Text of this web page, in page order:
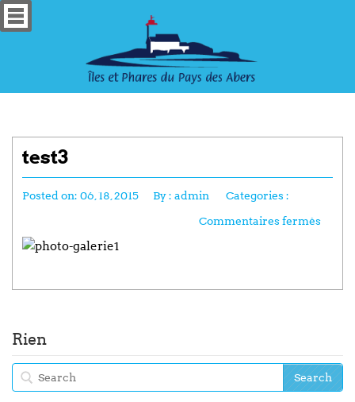
test3
Posted on: 06, 18, 2015 By : admin
Categories :
Commentaires fermés
Rien